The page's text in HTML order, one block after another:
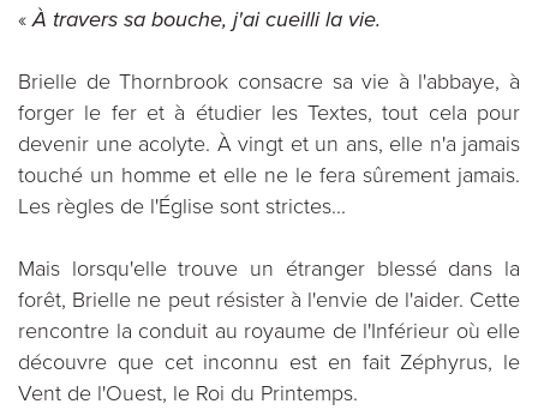
«À travers sa bouche, j'ai cueilli la vie.
Brielle de Thornbrook consacre sa vie à l'abbaye, à
forger le fer et à étudier les Textes, tout cela pour
devenir une acolyte. À vingt et un ans, elle n'a jamais
touché un homme et elle ne le fera sûrement jamais.
Les règles de l'Église sont strictes...
Mais lorsqu'elle trouve un étranger blessé dans la
forêt, Brielle ne peut résister à l'envie de l'aider. Cette
rencontre la conduit au royaume de l'Inférieur où elle
découvre que cet inconnu est en fait Zéphyrus, le
Vent de l'Ouest, le Roi du Printemps.